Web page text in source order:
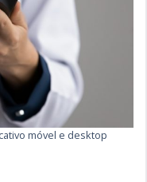
móvel e desktop